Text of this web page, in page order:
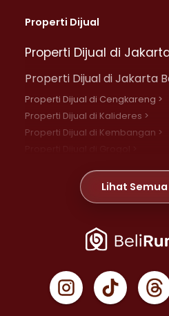
Properti Dijual
Properti Dijual di
Properti Dijual di Jakarta
Properti Dijual di Cengkareng >
Properti Dijual di Kalideres >
Properti Dijual di Kembangan >
Properti Dijual di Meruya >
Properti Dijual di Jelambar >
Properti Dijual di Jakarta
Properti Dijual di Gambir >
Properti Dijual di Johar Baru >
Lihat